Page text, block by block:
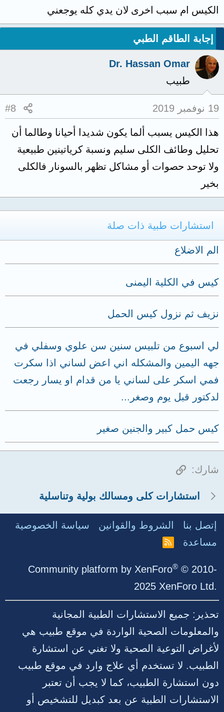
الكيس ام سبب اخرى لان يدي كله يوجعني
إجابة الطاقم الطبي
Dr. Hassan Omar
طبيب
19 نوفمبر 2019 #8
هذا الكيس يسبب ألما يكون شديدا أحيانا وطالما أن
تحليل وطائف الكلى سليم ونسبة كرياتينين طبيعية
ولا توحد حصوات أو مشاكل تظهر بالسونار فالكلى
بخير
استشارات طبية ذات صلة
الم الاضلاع
كيس في الكلية اليمنى
نزيف ثم نزول كيس الحمل
لي اسبوع من تلبيس سنين سن علوي وسفلي في
جهه اليمين والمشكله اني اعض لساني اذا سكرت
فمي اسكر على لساني يا من قدام او يسار رجعت
لدكتور قبل يوم وصغر...
كيس حمل كبير والجنين صغير
شارك: الرابط
استشارات كلى ومسالك بولية وتناسلية
إتصل بنا الشروط والقوانين
سياسة الخصوصية
مساعدة
R
Community platform by XenForo® © 2010-
2025 XenForo Ltd.
تحذير: جميع الاستشارات الطبية المجانية
والمعلومات الصحية الواردة في موقع طبيب هي
لأغراض التوعية الصحية ولا تغني عن استشارة
الطبيب. لا تستخدم أي علاج وارد في موقع طبيب
دون استشارة الطبيب، كما لا يجب أن تعتبر
الاستشارات الطبية عن بعد كبديل للتشخيص أو